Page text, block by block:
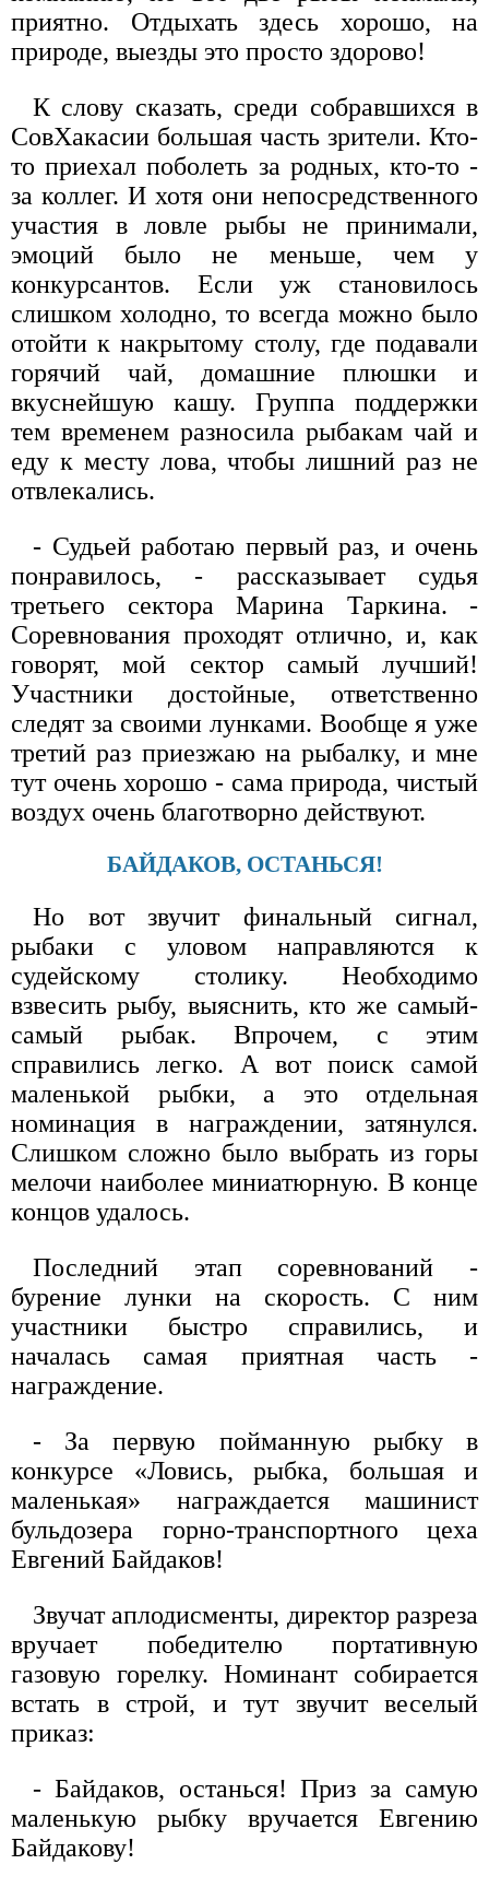
приятно. Отдыхать здесь хорошо, на
природе, выезды это просто здорово!
К слову сказать, среди собравшихся в
СовХакасии большая часть зрители. Кто-
то приехал поболеть за родных, кто-то -
за коллег. И хотя они непосредственного
участия в ловле рыбы не принимали,
эмоций было не меньше, чем у
конкурсантов. Если уж становилось
слишком холодно, то всегда можно было
отойти к накрытому столу, где подавали
горячий чай, домашние плюшки и
вкуснейшую кашу. Группа поддержки
тем временем разносила рыбакам чай и
еду к месту лова, чтобы лишний раз не
отвлекались.
- Судьей работаю первый раз, и очень
понравилось, - рассказывает судья
третьего сектора Марина Таркина. -
Соревнования проходят отлично, и, как
говорят, мой сектор самый лучший!
Участники достойные, ответственно
следят за своими лунками. Вообще я уже
третий раз приезжаю на рыбалку, и мне
тут очень хорошо - сама природа, чистый
воздух очень благотворно действуют.
БАЙДАКОВ, ОСТАНЬСЯ!
Но вот звучит финальный сигнал,
рыбаки с уловом направляются к
судейскому столику. Необходимо
взвесить рыбу, выяснить, кто же самый-
самый рыбак. Впрочем, с этим
справились легко. А вот поиск самой
маленькой рыбки, а это отдельная
номинация в награждении, затянулся.
Слишком сложно было выбрать из горы
мелочи наиболее миниатюрную. В конце
концов удалось.
Последний этап соревнований -
бурение лунки на скорость. С ним
участники быстро справились, и
началась самая приятная часть -
награждение.
- За первую пойманную рыбку в
конкурсе «Ловись, рыбка, большая и
маленькая» награждается машинист
бульдозера горно-транспортного цеха
Евгений Байдаков!
Звучат аплодисменты, директор разреза
вручает победителю портативную
газовую горелку. Номинант собирается
встать в строй, и тут звучит веселый
приказ:
- Байдаков, останься! Приз за самую
маленькую рыбку вручается Евгению
Байдакову!